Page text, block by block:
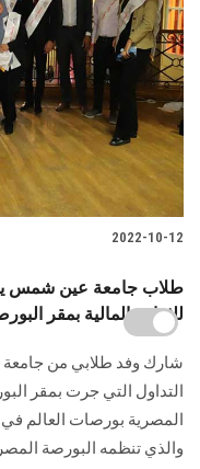
2022-10-12
طلاب جامعة عين شمس
للثقافة المالية بمقر
شارك وفد طلابي من
التداول التي جرت بمقر
المصرية بورصات العالم في
والذي تنظمه البورصة